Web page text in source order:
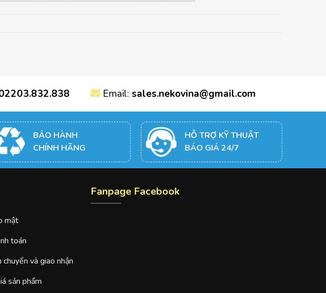
Email: sales.nekovina@gmail.com
BẢO HÀNH
CHÍNH HÃNG
HỖ TRỢ KỸ THUẬT
BÁO GIÁ 24/7
mật
toán
chuyển và giao nhận
sản phẩm
Fanpage Facebook